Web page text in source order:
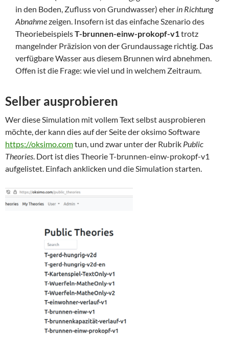
in den Boden, Zufluss von Grundwasser) eher in Richtung
Abnahmezeigen. Insofern ist das einfache Szenario des
TheoriebeispielsT-brunnen-einw-prokopf-v1 trotz
mangelnder Präzision von der Grundaussage richtig. Das
verfügbare Wasser aus diesem Brunnen wird abnehmen.
Offen ist die Frage: wie viel und in welchem Zeitraum.
Selber ausprobieren
Wer diese Simulation mit vollem Text selbst ausprobieren
möchte, der kann dies auf der Seite der oksimo Software
https://oksimo.comtun, und zwar unter der Rubrik Public
Theories . Dort ist dies Theorie T-brunnen-einw-prokopf-v1
aufgelistet. Einfach anklicken und die Simulation starten.